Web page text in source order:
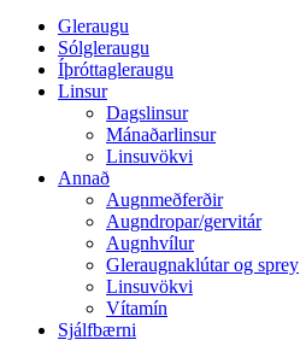
Gleraugu
Sólgleraugu
Íþróttagleraugu
Linsur
Dagslinsur
Mánaðarlinsur
Linsuvökvi
Annað
Augnmeðferðir
Augndropar/gervitár
Augnhvílur
Gleraugnaklútar og sprey
Linsuvökvi
Vítamín
Sjálfbærni